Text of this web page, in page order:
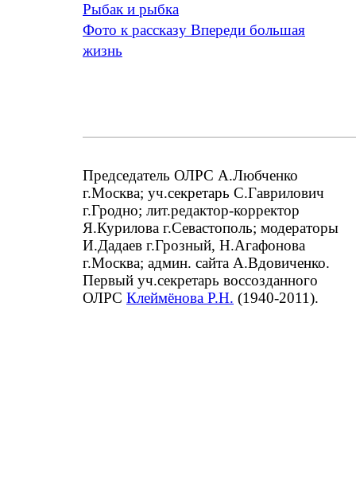
Рыбак и рыбка
Фото к рассказу Впереди большая
жизнь
Председатель ОЛРС А.Любченко
г.Москва; уч.секретарь С.Гаврилович
г.Гродно; лит.редактор-корректор
Я.Курилова г.Севастополь; модераторы
И.Дадаев г.Грозный, Н.Агафонова
г.Москва; админ. сайта А.Вдовиченко.
Первый уч.секретарь воссозданного
ОЛРС Клеймёнова Р.Н. (1940-2011).